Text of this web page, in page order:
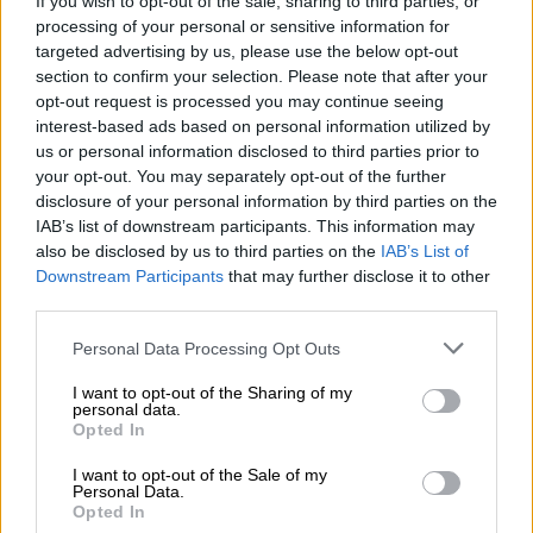
processing of your personal or sensitive information for
targeted advertising by us, please use the below opt-out
section to confirm your selection. Please note that after your
opt-out request is processed you may continue seeing
interest-based ads based on personal information utilized by
us or personal information disclosed to third parties prior to
your opt-out. You may separately opt-out of the further
disclosure of your personal information by third parties on the
IAB’s list of downstream participants. This information may
also be disclosed by us to third parties on the IAB’s List of
Downstream Participants that may further disclose it to other
Please note that this website/app uses one or more Google
not limited to your visit or usage behaviour. You may click to
grant or deny consent to Google and its third-party tags to
use your data for below specified purposes in below Google
consent section.
Personal Data Processing Opt Outs
I want to opt-out of the Sharing of my
personal data.
Opted In
I want to opt-out of the Sale of my
Personal Data.
Opted In
σου που κόβει εισιτήρια, βρήκες μόνο τα
κακά για να γελάσεις, πάει να πει αφενός ότι
είσαι κακόψυχος και εσύ έχεις τη λογική του
«ξεφτιλίζω ανθρώπους για να κάνω νούμερα
τηλεθέασης».Ποιος τώρα τα λέει αυτά; Ο
Λαζόπουλος, που επί χρόνια μας κουνούσε
το χέρι στην κοινωνία ότι πρέπει να
ψηφίσουμε τον Αλέξη Τσίπρα. Και θα πει
τώρα για μένα αν στηρίζω ή δεν στηρίζω; Ας
το αποδείξει πώς στηρίζω.
video